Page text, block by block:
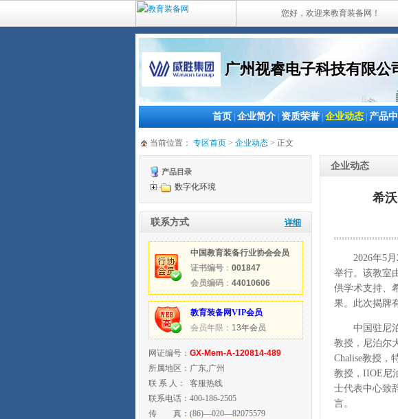
您好，欢迎来教育装备网！
广州视睿电子科技有限公
首页 企业简介 资质荣誉 企业动态 产品
当前位置： 专区首页 > 企业动态 > 正文
产品目录
数字化环境
联系方式 详细
中国教育装备行业协会会员
证书编号 ： 001847
会员编码 ： 44010606
教育装备网VIP会员
会员年限： 13年会员
网证编号： GX-Mem-A-120814-489
所属地区： 广东,广州
联 系 人：
客服热线
联系电话： 400-186-2505
传 真： (86)—020—82075579
企业动态
希
2026年5月
举行。该教室
供学术支持、
果。此次揭牌
中国驻尼泊
教授，尼泊尔
Chalise教授，
教授，IIOE尼
士代表中心致
言。